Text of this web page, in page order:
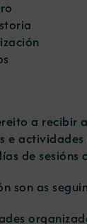
a recibir
e
de sesións
son as